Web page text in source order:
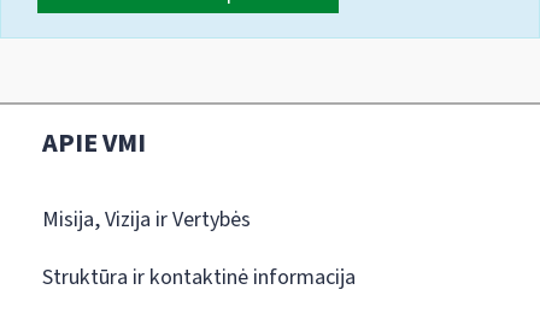
APIE VMI
Misija, Vizija ir Vertybės
Struktūra ir kontaktinė informacija